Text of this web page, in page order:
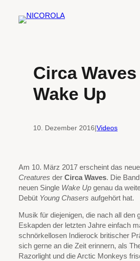
Inhalt
Circa Waves
Wake Up
10. Dezember 2016|Videos
Am 10. März 2017 erscheint das
Creatures der Circa Waves. Die
neuen Single Wake Up genau da
Debüt Young Chasers aufgehört hat.
Musik für diejenigen, die nach all den
Eskapden der letzten Jahre einfach
schnörkellosen Indierock britischer
sich gerne an die Zeit erinnern, als
Razorlight und die Arctic Monkeys